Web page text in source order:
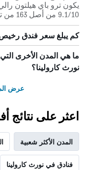
يكون ترو باي هيلتون
9.1/10 من أصل 163 من تقييمات المستخدمين
كم يبلغ سعر فندق
ما هي المدن الأخرى التي
نورث كارولينا؟
عرض
اعثر على نتائج
المدن الأكثر شعبية
فنادق في نورث كارولينا